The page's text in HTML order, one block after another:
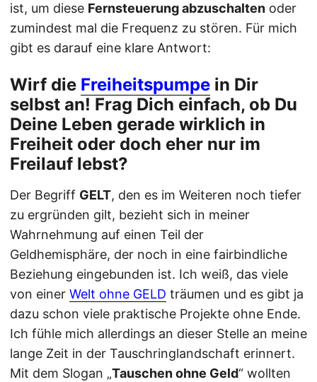
ist, um diese Fernsteuerung abzuschalten oder
zumindest mal die Frequenz zu stören. Für mich
gibt es darauf eine klare Antwort:
Wirf die Freiheitspumpe in Dir
selbst an! Frag Dich einfach, ob Du
Deine Leben gerade wirklich in
Freiheit oder doch eher nur im
Freilauf lebst?
Der Begriff GELT, den es im Weiteren noch tiefer
zu ergründen gilt, bezieht sich in meiner
Wahrnehmung auf einen Teil der
Geldhemisphäre, der noch in eine fairbindliche
Beziehung eingebunden ist. Ich weiß, das viele
von einer Welt ohne GELD träumen und es gibt ja
dazu schon viele praktische Projekte ohne Ende.
Ich fühle mich allerdings an dieser Stelle an meine
lange Zeit in der Tauschringlandschaft erinnert.
Mit dem Slogan „Tauschen ohne Geld“ wollten